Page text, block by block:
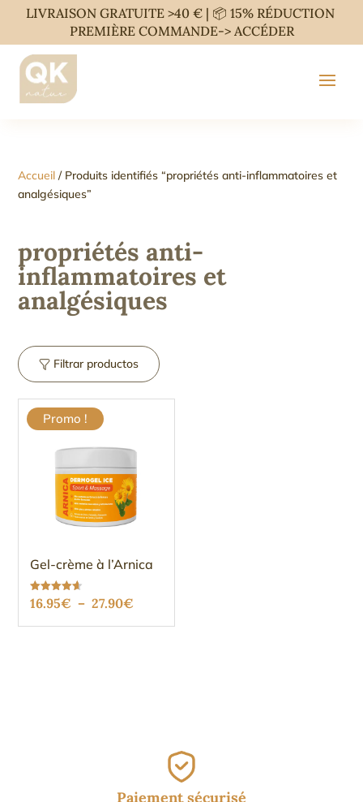
LIVRAISON GRATUITE >40 € | 📦 15% RÉDUCTION
PREMIÈRE COMMANDE-> ACCÉDER
Accueil / Produits identifiés “propriétés anti-inflammatoires et
analgésiques”
propriétés anti-
inflammatoires et
analgésiques
Filtrar productos
Promo !
Gel-crème à l’Arnica
Note
4.61
16.95€ – 27.90€
de
Paiement sécurisé